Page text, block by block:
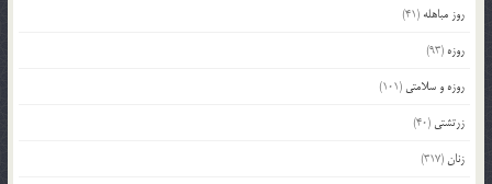
روز مباهله (41)
روزه (93)
روزه و سلامتی (101)
زرتشتی (40)
زنان(317)